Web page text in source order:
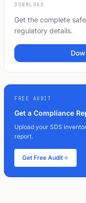
DOWNLOAD
Get the complete
regulatory details.
FREE AUDIT
Get a Compliance
Upload your SDS
report.
Get Free Audit